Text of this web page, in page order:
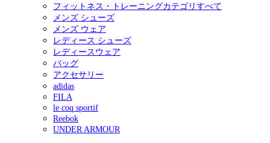
フィットネス・トレーニングカテゴリすべて
メンズ シューズ
メンズ ウェア
レディース シューズ
レディースウェア
バッグ
アクセサリー
adidas
FILA
le coq sportif
Reebok
UNDER ARMOUR